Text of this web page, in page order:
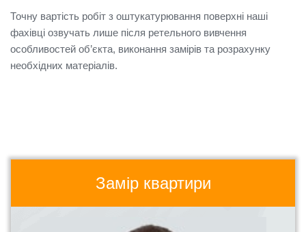
Точну вартість робіт з оштукатурювання поверхні наші
фахівці озвучать лише після ретельного вивчення
особливостей об’єкта, виконання замірів та розрахунку
необхідних матеріалів.
Замір квартири